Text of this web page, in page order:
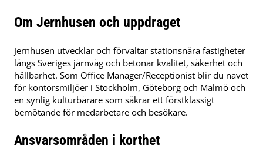
Om Jernhusen och uppdraget
Jernhusen utvecklar och förvaltar stationsnära fastigheter
längs Sveriges järnväg och betonar kvalitet, säkerhet och
hållbarhet. Som Office Manager/Receptionist blir du navet
för kontorsmiljöer i Stockholm, Göteborg och Malmö och
en synlig kulturbärare som säkrar ett förstklassigt
bemötande för medarbetare och besökare.
Ansvarsområden i korthet